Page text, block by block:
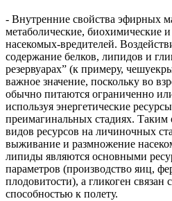
- Внутренние свойства эфирных
метаболические, биохимические
насекомых-вредителей.
содержание белков, липидов и
резервуарах” (к примеру,
важное значение, поскольку во
обычно питаются ограниченно
используя энергетические
преимагинальных стадиях.
видов ресурсов на личиночных
выживание и размножение
липиды являются основными
параметров (производство яиц,
плодовитости), а гликоген
способностью к полету.